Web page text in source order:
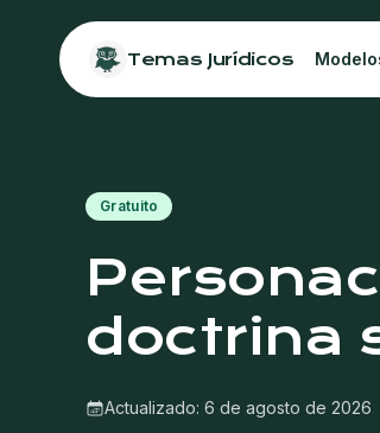
Temas Jurídicos
Gratuito
doctrina
Actualizado: 6 de agosto de 2026